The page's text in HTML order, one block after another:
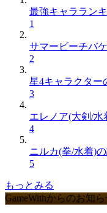
最強キャララン
1
サマービーチバ
2
星4キャラクター
3
エレノア(大剣/水
4
ニルカ(拳/水着)
5
もっとみる
GameWithからのお知ら